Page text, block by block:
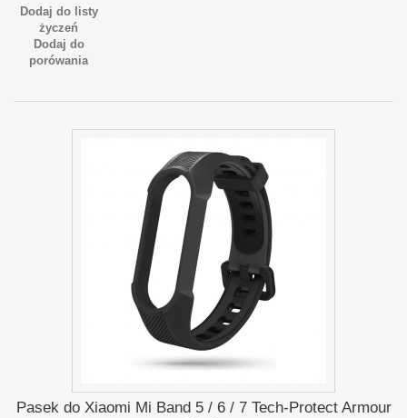
Dodaj do listy
życzeń
Dodaj do
porówania
Pasek do Xiaomi Mi Band 5 / 6 / 7 Tech-Protect Armour